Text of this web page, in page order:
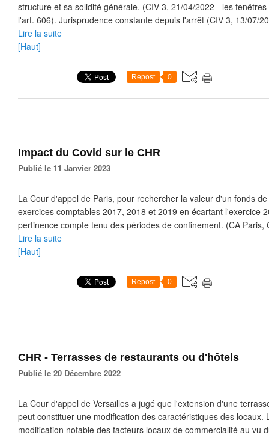
structure et sa solidité générale. (CIV 3, 21/04/2022 - les
l'art. 606). Jurisprudence constante depuis l'arrêt (CIV 3, 13/07/
Lire la suite
[Haut]
Repost 0
Impact du Covid sur le CHR
Publié le 11 Janvier 2023
La Cour d'appel de Paris, pour rechercher la valeur d'un fonds
exercices comptables 2017, 2018 et 2019 en écartant l'exercice
pertinence compte tenu des périodes de confinement. (CA
Lire la suite
[Haut]
Repost 0
CHR - Terrasses de restaurants ou d'hôtels
Publié le 20 Décembre 2022
La Cour d'appel de Versailles a jugé que l'extension d'une
peut constituer une modification des caractéristiques des locaux.
modification notable des facteurs locaux de commercialité au vu